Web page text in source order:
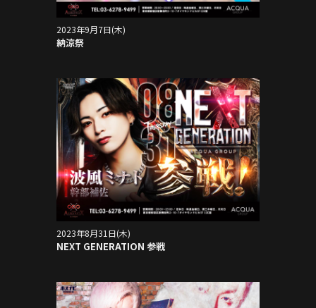
2023年9月7日(木)
納涼祭
2023年8月31日(木)
NEXT GENERATION 参戦